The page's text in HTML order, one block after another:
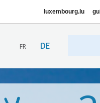
luxembourg.lu
FR DE